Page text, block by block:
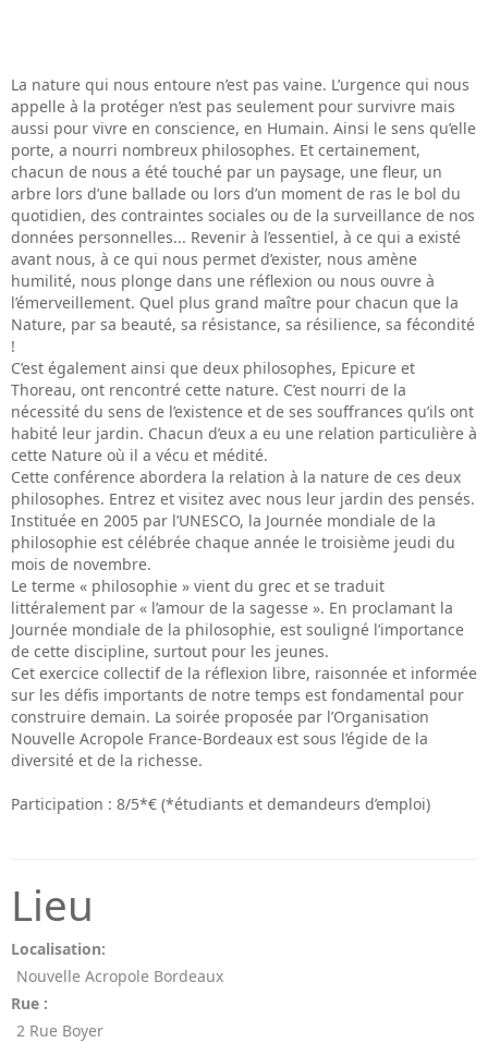
La nature qui nous entoure n’est pas vaine. L’urgence qui nous
appelle à la protéger n’est pas seulement pour survivre mais
aussi pour vivre en conscience, en Humain. Ainsi le sens qu’elle
porte, a nourri nombreux philosophes. Et certainement,
chacun de nous a été touché par un paysage, une fleur, un
arbre lors d’une ballade ou lors d’un moment de ras le bol du
quotidien, des contraintes sociales ou de la surveillance de nos
données personnelles... Revenir à l’essentiel, à ce qui a existé
avant nous, à ce qui nous permet d’exister, nous amène
humilité, nous plonge dans une réflexion ou nous ouvre à
l’émerveillement. Quel plus grand maître pour chacun que la
Nature, par sa beauté, sa résistance, sa résilience, sa fécondité
!
C’est également ainsi que deux philosophes, Epicure et
Thoreau, ont rencontré cette nature. C’est nourri de la
nécessité du sens de l’existence et de ses souffrances qu’ils ont
habité leur jardin. Chacun d’eux a eu une relation particulière à
cette Nature où il a vécu et médité.
Cette conférence abordera la relation à la nature de ces deux
philosophes. Entrez et visitez avec nous leur jardin des pensés.
Instituée en 2005 par l’UNESCO, la Journée mondiale de la
philosophie est célébrée chaque année le troisième jeudi du
mois de novembre.
Le terme « philosophie » vient du grec et se traduit
littéralement par « l’amour de la sagesse ». En proclamant la
Journée mondiale de la philosophie, est souligné l’importance
de cette discipline, surtout pour les jeunes.
Cet exercice collectif de la réflexion libre, raisonnée et informée
sur les défis importants de notre temps est fondamental pour
construire demain. La soirée proposée par l’Organisation
Nouvelle Acropole France-Bordeaux est sous l’égide de la
diversité et de la richesse.
Participation : 8/5*€ (*étudiants et demandeurs d’emploi)
Lieu
Localisation:
Nouvelle Acropole Bordeaux
Rue :
2 Rue Boyer